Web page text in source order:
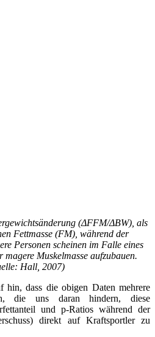
(ΔFFM/ΔBW), als
Fettmasse (FM), während der
Personen scheinen im Falle eines
magere Muskelmasse aufzubauen.
Hall, 2007)
hin, dass die obigen Daten mehrere
die uns daran hindern, diese
und p-Ratios während der
direkt auf Kraftsportler zu